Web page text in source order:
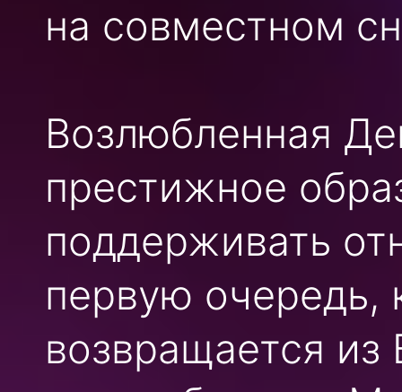
на совместном
Возлюбленная
престижное
поддерживать
первую очередь,
возвращается